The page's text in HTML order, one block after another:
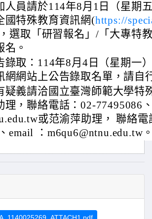
人員請於114年8月1日（星期
國特殊教育資訊網(https://
選取「研習報名」/「大專特
名。
錄取：114年8月4日（星期一
網網站上公告錄取名單，請自
疑義請洽國立臺灣師範大學特
理，聯絡電話：02-77495086
或范渝萍助理， 聯絡電
email ：m6qu6@ntnu.edu.tw